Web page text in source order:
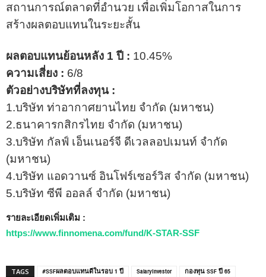
สถานการณ์ตลาดที่อํานวย เพื่อเพิ่มโอกาสในการ
สร้างผลตอบแทนในระยะสั้น
ผลตอบแทนย้อนหลัง 1 ปี : 10.45%
ความเสี่ยง : 6/8
ตัวอย่างบริษัทที่ลงทุน :
1.บริษัท ท่าอากาศยานไทย จํากัด (มหาชน)
2.ธนาคารกสิกรไทย จำกัด (มหาชน)
3.บริษัท กัลฟ์ เอ็นเนอร์จี ดีเวลลอปเมนท์ จำกัด
(มหาชน)
4.บริษัท แอดวานซ์ อินโฟร์เซอร์วิส จํากัด (มหาชน)
5.บริษัท ซีพี ออลล์ จํากัด (มหาชน)
รายละเอียดเพิ่มเติม :
https://www.finnomena.com/fund/K-STAR-SSF
TAGS #SSFผลตอบแทนดีในรอบ 1 ปี SalaryInvestor
กองทุน SSF ปี 65